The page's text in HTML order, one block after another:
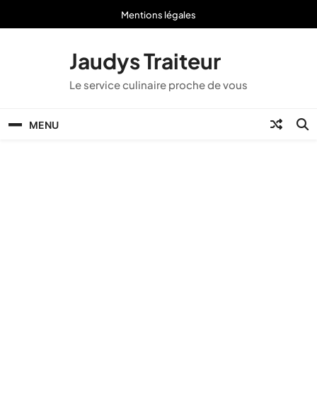
Mentions légales
Jaudys Traiteur
Le service culinaire proche de vous
MENU